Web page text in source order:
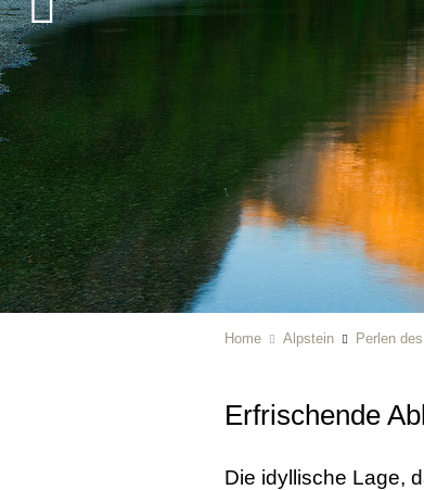
Home Alpstein Perlen
Erfrischende
Die idyllische Lage,